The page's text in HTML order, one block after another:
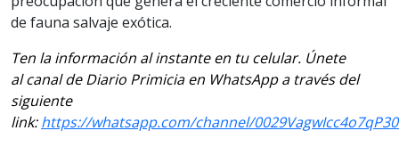
de fauna salvaje exótica.
Ten la información al instante en tu celular. Únete
al canal de Diario Primicia en WhatsApp a través del
siguiente
link:https://whatsapp.com/channel/